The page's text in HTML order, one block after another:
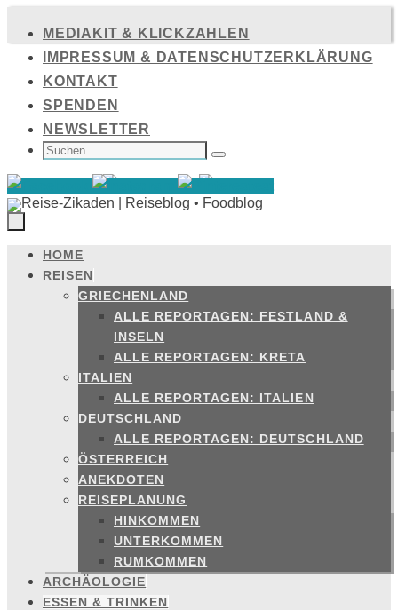
Inhalt
springen
MEDIAKIT & KLICKZAHLEN
IMPRESSUM & DATENSCHUTZERKLÄRUNG
KONTAKT
SPENDEN
NEWSLETTER
SUCHEN
NACH: Suchen
Zum
Inhalt
springen
HOME
REISEN
GRIECHENLAND
ALLE REPORTAGEN: FESTLAND &
INSELN
ALLE REPORTAGEN: KRETA
ITALIEN
ALLE REPORTAGEN: ITALIEN
DEUTSCHLAND
ALLE REPORTAGEN: DEUTSCHLAND
ÖSTERREICH
ANEKDOTEN
REISEPLANUNG
HINKOMMEN
UNTERKOMMEN
RUMKOMMEN
ARCHÄOLOGIE
ESSEN & TRINKEN